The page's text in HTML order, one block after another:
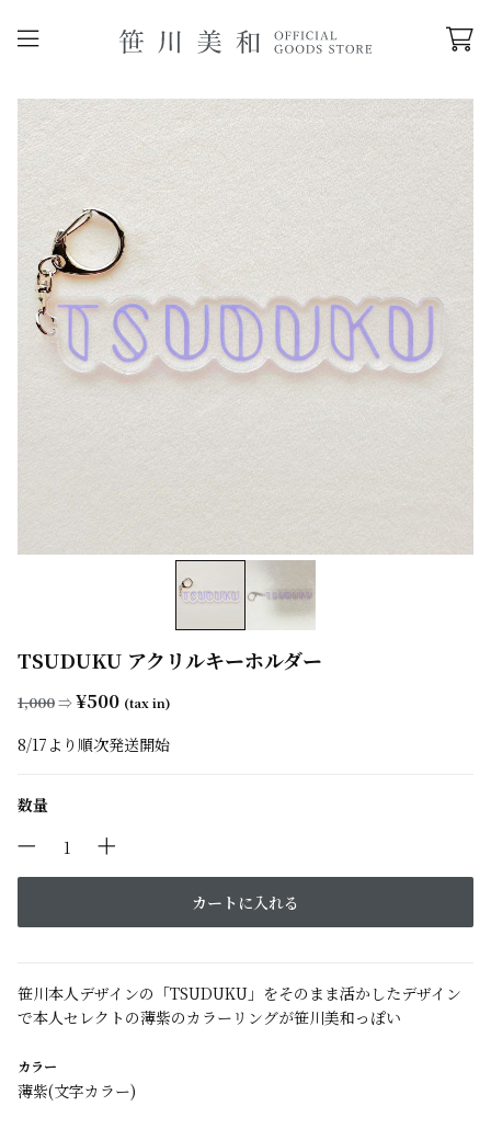
TSUDUKU アクリルキーホルダー
1,000⇒¥500 (tax in)
8/17より順次発送開始
数量
カートに入れる
笹川本人デザインの「TSUDUKU」をそのまま活かしたデザイン
で本人セレクトの薄紫のカラーリングが笹川美和っぽい
カラー
薄紫(文字カラー)